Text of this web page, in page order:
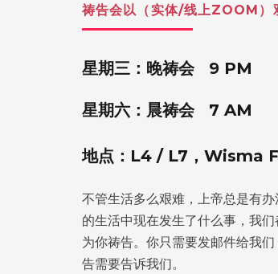
祷告会以（实体/线上ZOOM）
星期三：晚祷会 9 PM
星期六：晨祷会 7 AM
地点：L4 / L7，Wisma
不管生活多么艰难，上帝总是有
的生活中现在发生了什么事，我
为你祷告。你只需要发邮件给我
告需要告诉我们。